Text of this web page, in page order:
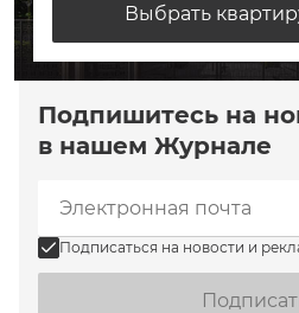
Выбрать
Подпишитесь на
в нашем Журнале
Подписаться на новости и